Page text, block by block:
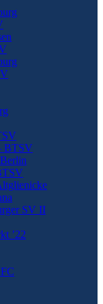
BTSV
SV II
’22